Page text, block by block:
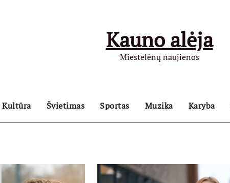
Kauno alėja
Miestelėnų naujienos
Kultūra Švietimas Sportas Muzika Karyba